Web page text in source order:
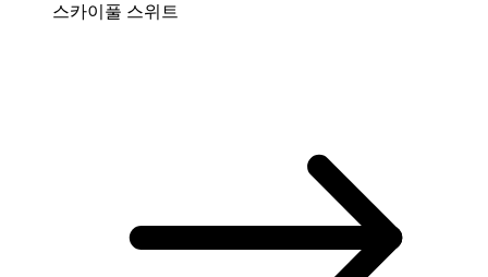
스카이풀 스위트